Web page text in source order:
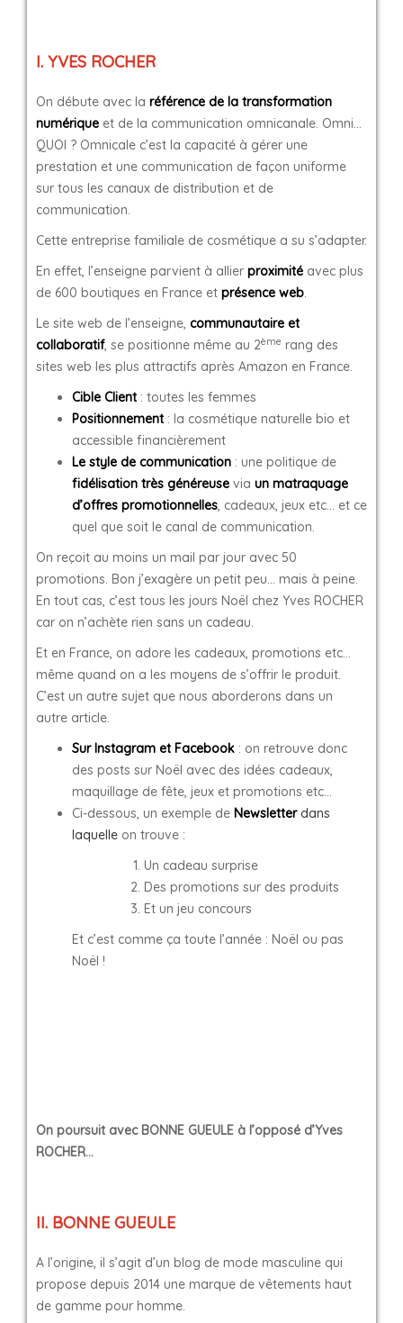
I. YVES ROCHER
On débute avec la référence de la transformation
numérique et de la communication omnicanale. Omni…
QUOI ? Omnicale c’est la capacité à gérer une
prestation et une communication de façon uniforme
sur tous les canaux de distribution et de
communication.
Cette entreprise familiale de cosmétique a su s’adapter.
En effet, l’enseigne parvient à allier proximité avec plus
de 600 boutiques en France et présence web.
Le site web de l’enseigne, communautaire et
collaboratif, se positionne même au 2ème rang des
sites web les plus attractifs après Amazon en France.
Cible Client : toutes les femmes
Positionnement : la cosmétique naturelle bio et
accessible financièrement
Le style de communication : une politique de
fidélisation très généreuse via un matraquage
d’offres promotionnelles, cadeaux, jeux etc… et ce
quel que soit le canal de communication.
On reçoit au moins un mail par jour avec 50
promotions. Bon j’exagère un petit peu… mais à peine.
En tout cas, c’est tous les jours Noël chez Yves ROCHER
car on n’achète rien sans un cadeau.
Et en France, on adore les cadeaux, promotions etc…
même quand on a les moyens de s’offrir le produit.
C’est un autre sujet que nous aborderons dans un
autre article.
Sur Instagram et Facebook : on retrouve donc
des posts sur Noël avec des idées cadeaux,
maquillage de fête, jeux et promotions etc…
Ci-dessous, un exemple de Newsletter dans
laquelle on trouve :
Un cadeau surprise
Des promotions sur des produits
Et un jeu concours
Et c’est comme ça toute l’année : Noël ou pas
Noël !
On poursuit avec BONNE GUEULE à l’opposé d’Yves
ROCHER…
II. BONNE GUEULE
A l’origine, il s’agit d’un blog de mode masculine qui
propose depuis 2014 une marque de vêtements haut
de gamme pour homme.